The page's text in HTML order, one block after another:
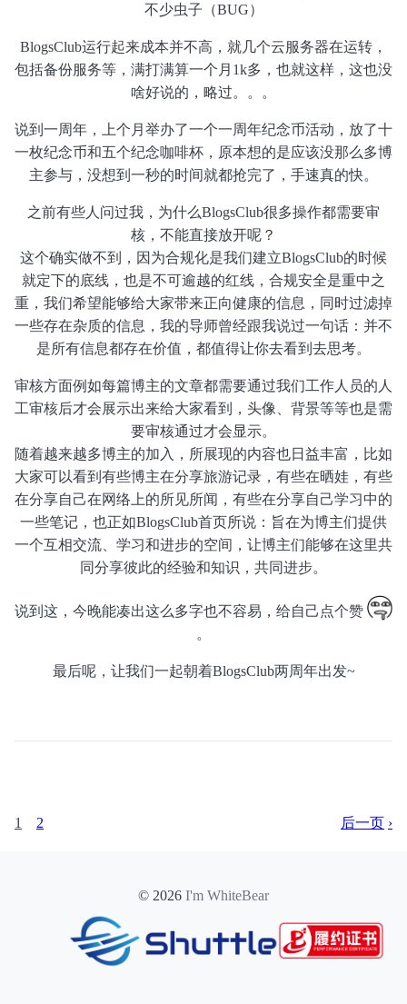
不少虫子（BUG）
BlogsClub运行起来成本并不高，就几个云服务器在运转，
包括备份服务等，满打满算一个月1k多，也就这样，这也没
啥好说的，略过。。。
说到一周年，上个月举办了一个一周年纪念币活动，放了十
一枚纪念币和五个纪念咖啡杯，原本想的是应该没那么多博
主参与，没想到一秒的时间就都抢完了，手速真的快。
之前有些人问过我，为什么BlogsClub很多操作都需要审
核，不能直接放开呢？
这个确实做不到，因为合规化是我们建立BlogsClub的时候
就定下的底线，也是不可逾越的红线，合规安全是重中之
重，我们希望能够给大家带来正向健康的信息，同时过滤掉
一些存在杂质的信息，我的导师曾经跟我说过一句话：并不
是所有信息都存在价值，都值得让你去看到去思考。
审核方面例如每篇博主的文章都需要通过我们工作人员的人
工审核后才会展示出来给大家看到，头像、背景等等也是需
要审核通过才会显示。
随着越来越多博主的加入，所展现的内容也日益丰富，比如
大家可以看到有些博主在分享旅游记录，有些在晒娃，有些
在分享自己在网络上的所见所闻，有些在分享自己学习中的
一些笔记，也正如BlogsClub首页所说：旨在为博主们提供
一个互相交流、学习和进步的空间，让博主们能够在这里共
同分享彼此的经验和知识，共同进步。
说到这，今晚能凑出这么多字也不容易，给自己点个赞
。
最后呢，让我们一起朝着BlogsClub两周年出发~
1 2 后一页
© 2026 I'm WhiteBear